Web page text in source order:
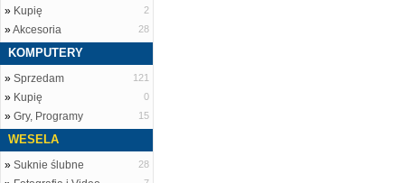
» Kupię 2
»Akcesoria 28
KOMPUTERY
» Sprzedam 121
» Kupię 0
» Gry, Programy 15
WESELA
» Suknie ślubne 28